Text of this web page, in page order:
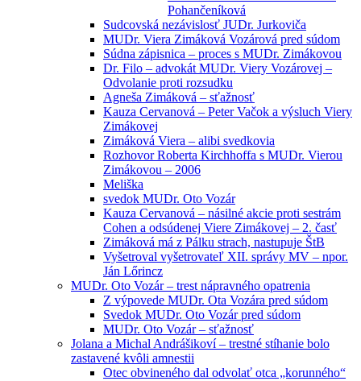
Pohančeníková
Sudcovská nezávislosť JUDr. Jurkoviča
MUDr. Viera Zimáková Vozárová pred súdom
Súdna zápisnica – proces s MUDr. Zimákovou
Dr. Filo – advokát MUDr. Viery Vozárovej –
Odvolanie proti rozsudku
Agneša Zimáková – sťažnosť
Kauza Cervanová – Peter Vačok a výsluch Viery
Zimákovej
Zimáková Viera – alibi svedkovia
Rozhovor Roberta Kirchhoffa s MUDr. Vierou
Zimákovou – 2006
Meliška
svedok MUDr. Oto Vozár
Kauza Cervanová – násilné akcie proti sestrám
Cohen a odsúdenej Viere Zimákovej – 2. časť
Zimáková má z Pálku strach, nastupuje ŠtB
Vyšetroval vyšetrovateľ XII. správy MV – npor.
Ján Lőrincz
MUDr. Oto Vozár – trest nápravného opatrenia
Z výpovede MUDr. Ota Vozára pred súdom
Svedok MUDr. Oto Vozár pred súdom
MUDr. Oto Vozár – sťažnosť
Jolana a Michal Andrášikoví – trestné stíhanie bolo
zastavené kvôli amnestii
Otec obvineného dal odvolať otca „korunného“